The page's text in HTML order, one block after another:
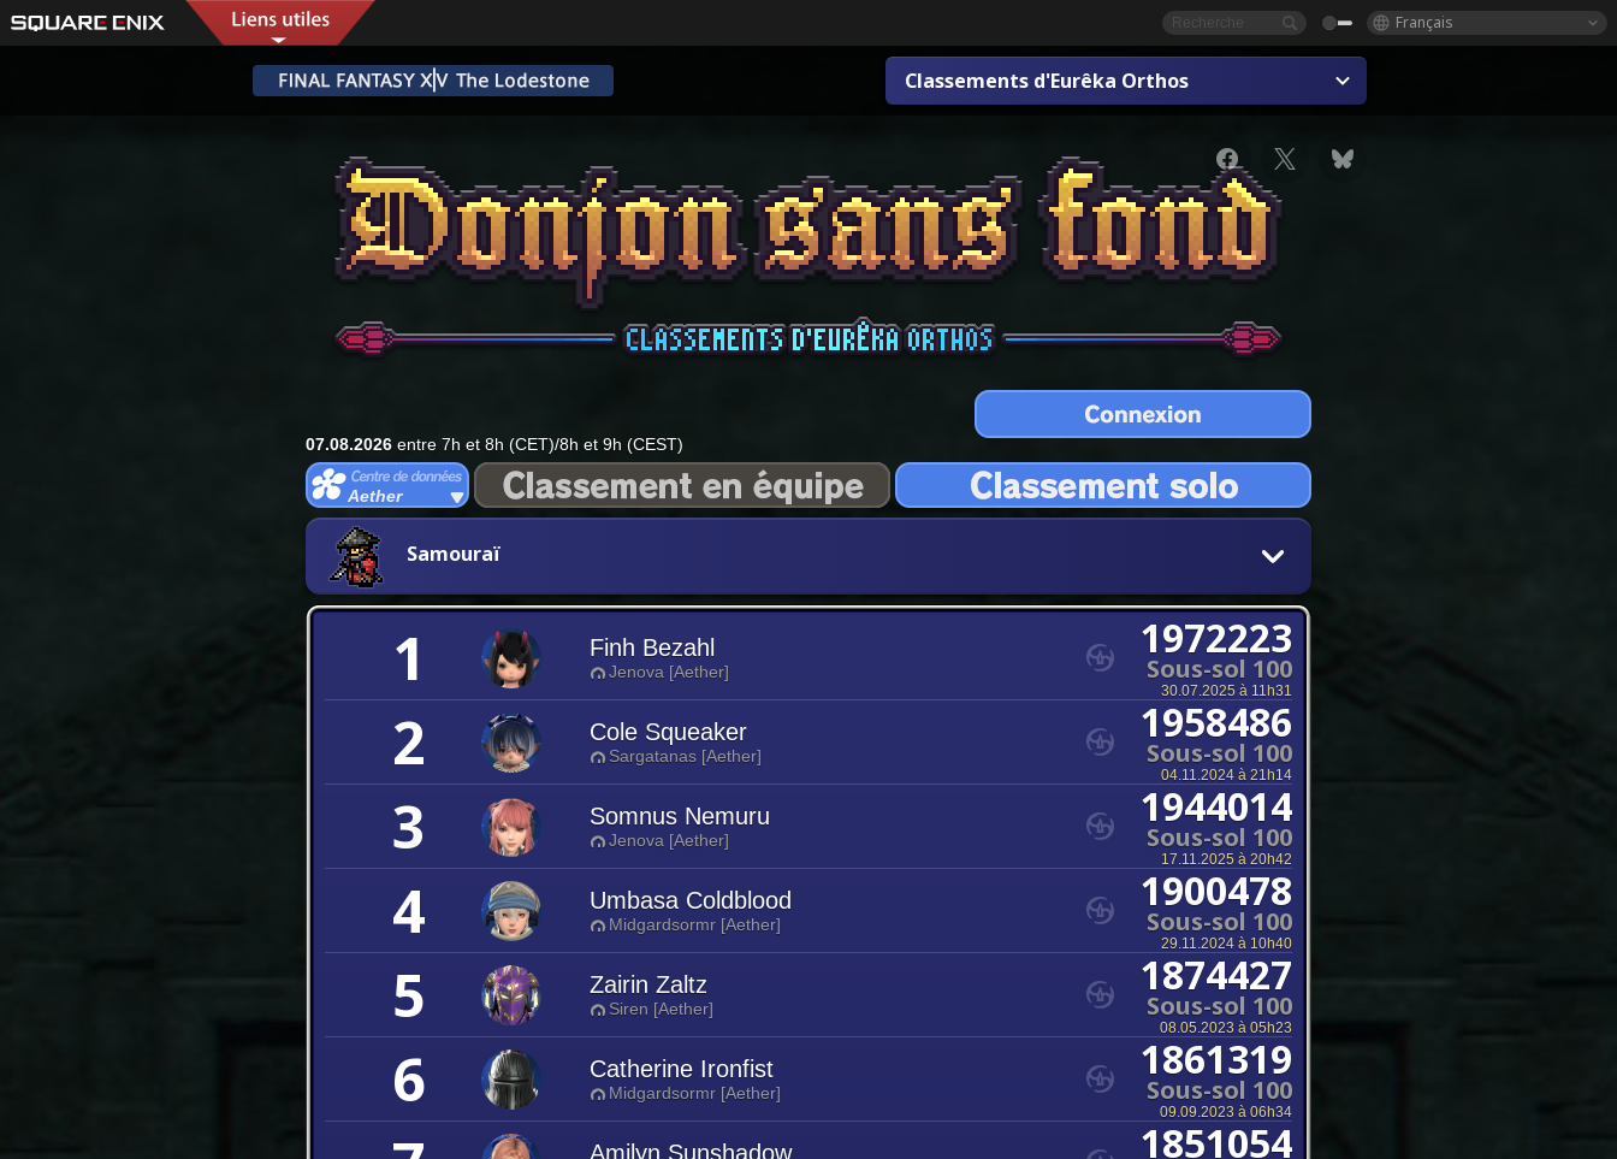
Français
Classements d'Eurêka Orthos
07.08.2026 entre 7h et 8h (CET)/8h et 9h (CEST)
Aether
Samouraï
1 Finh Bezahl
Jenova [Aether]
1972223
Sous-sol 100
30.07.2025 à 11h31
2 Cole Squeaker
Sargatanas [Aether]
1958486
Sous-sol 100
04.11.2024 à 21h14
3 Somnus Nemuru
Jenova [Aether]
1944014
Sous-sol 100
17.11.2025 à 20h42
4 Umbasa Coldblood
Midgardsormr [Aether]
1900478
Sous-sol 100
29.11.2024 à 10h40
5 Zairin Zaltz
Siren [Aether]
1874427
Sous-sol 100
08.05.2023 à 05h23
6 Catherine Ironfist
Midgardsormr [Aether]
1861319
Sous-sol 100
09.09.2023 à 06h34
Amilyn Sunshadow 1851054